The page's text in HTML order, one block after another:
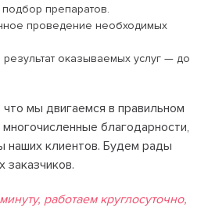
препаратов.
проведение необходимых
результат оказываемых услуг — до
мы двигаемся в правильном
благодарности,
наших клиентов. Будем рады
заказчиков.
работаем круглосуточно,